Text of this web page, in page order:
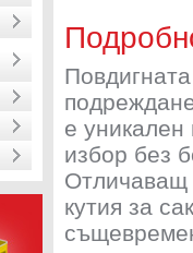
е
избор без
Отличаващ
кутия за